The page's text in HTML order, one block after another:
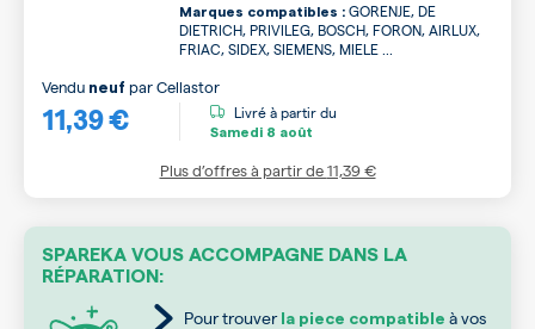
Marques compatibles : GORENJE, DE
DIETRICH, PRIVILEG, BOSCH, FORON, AIRLUX,
FRIAC, SIDEX, SIEMENS, MIELE ...
11,39 €
Vendu neuf parCellastor
Livré à partir du
Samedi 8 août
Plus d’offres à partir de11,39 €
SPAREKA VOUS ACCOMPAGNE DANS LA
RÉPARATION:
Pour trouver la piece compatible à vos